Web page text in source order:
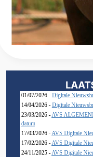
01/07/2026 - Digitale
14/04/2026 - Digitale
23/03/2026 -AVS
datum
17/03/2026 -AVS Digitale
17/02/2026 -AVS Digitale
24/11/2025 -AVS Digitale